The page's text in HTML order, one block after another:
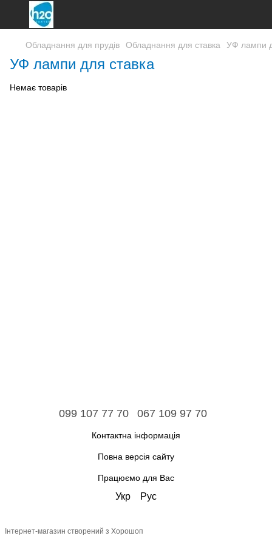
Обладнання для прудів Обладнання для ставка УФ лампи
УФ лампи для ставка
Немає товарів
099 107 77 70 067 109 97 70
Контактна інформація
Повна версія сайту
Працюємо для Вас
Укр Рус
Інтернет-магазин створений з Хорошоп